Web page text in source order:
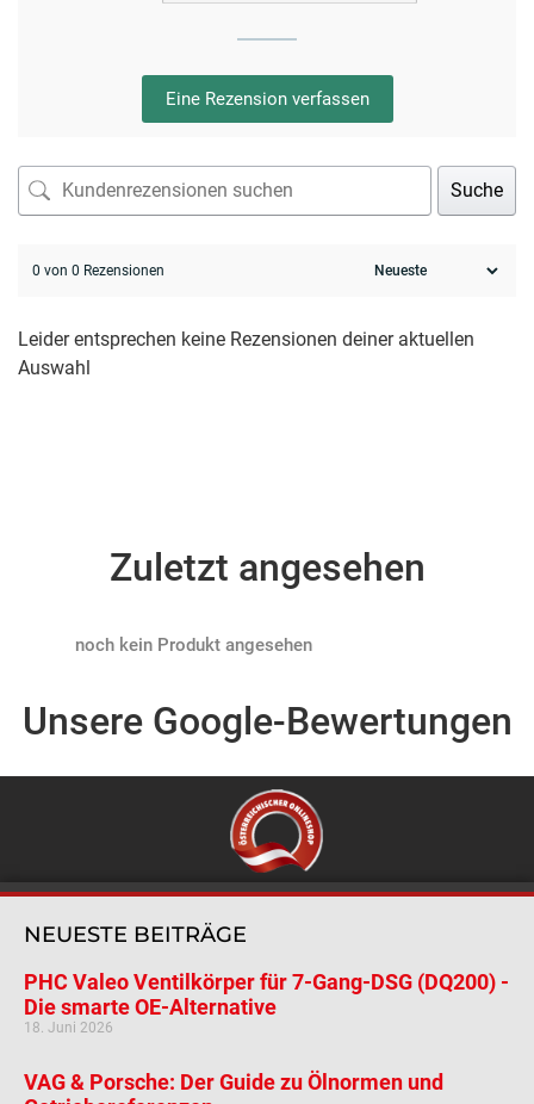
Eine Rezension verfassen
Suche
0 von 0 Rezensionen
Leider entsprechen keine Rezensionen deiner aktuellen
Auswahl
Zuletzt angesehen
Products not found
Unsere Google-Bewertungen
NEUESTE BEITRÄGE
PHC Valeo Ventilkörper für 7-Gang-DSG (DQ200) -
Die smarte OE-Alternative
18. Juni 2026
VAG & Porsche: Der Guide zu Ölnormen und